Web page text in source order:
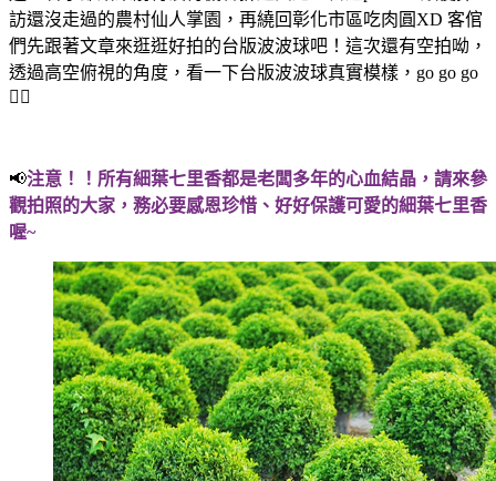
訪還沒走過的農村仙人掌園，再繞回彰化市區吃肉圓XD 客倌
們先跟著文章來逛逛好拍的台版波波球吧！這次還有空拍呦，
透過高空俯視的角度，看一下台版波波球真實模樣，go go go
🏃‍♀️
📢注意！！所有細葉七里香都是老闆多年的心血結晶，請來參
觀拍照的大家，務必要感恩珍惜、好好保護可愛的細葉七里香
喔~